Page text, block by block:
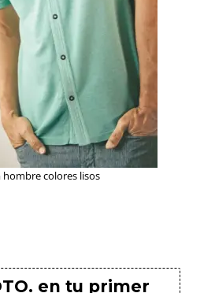
hombre colores lisos
en tu primer
primer pedido
para conseguirlo!